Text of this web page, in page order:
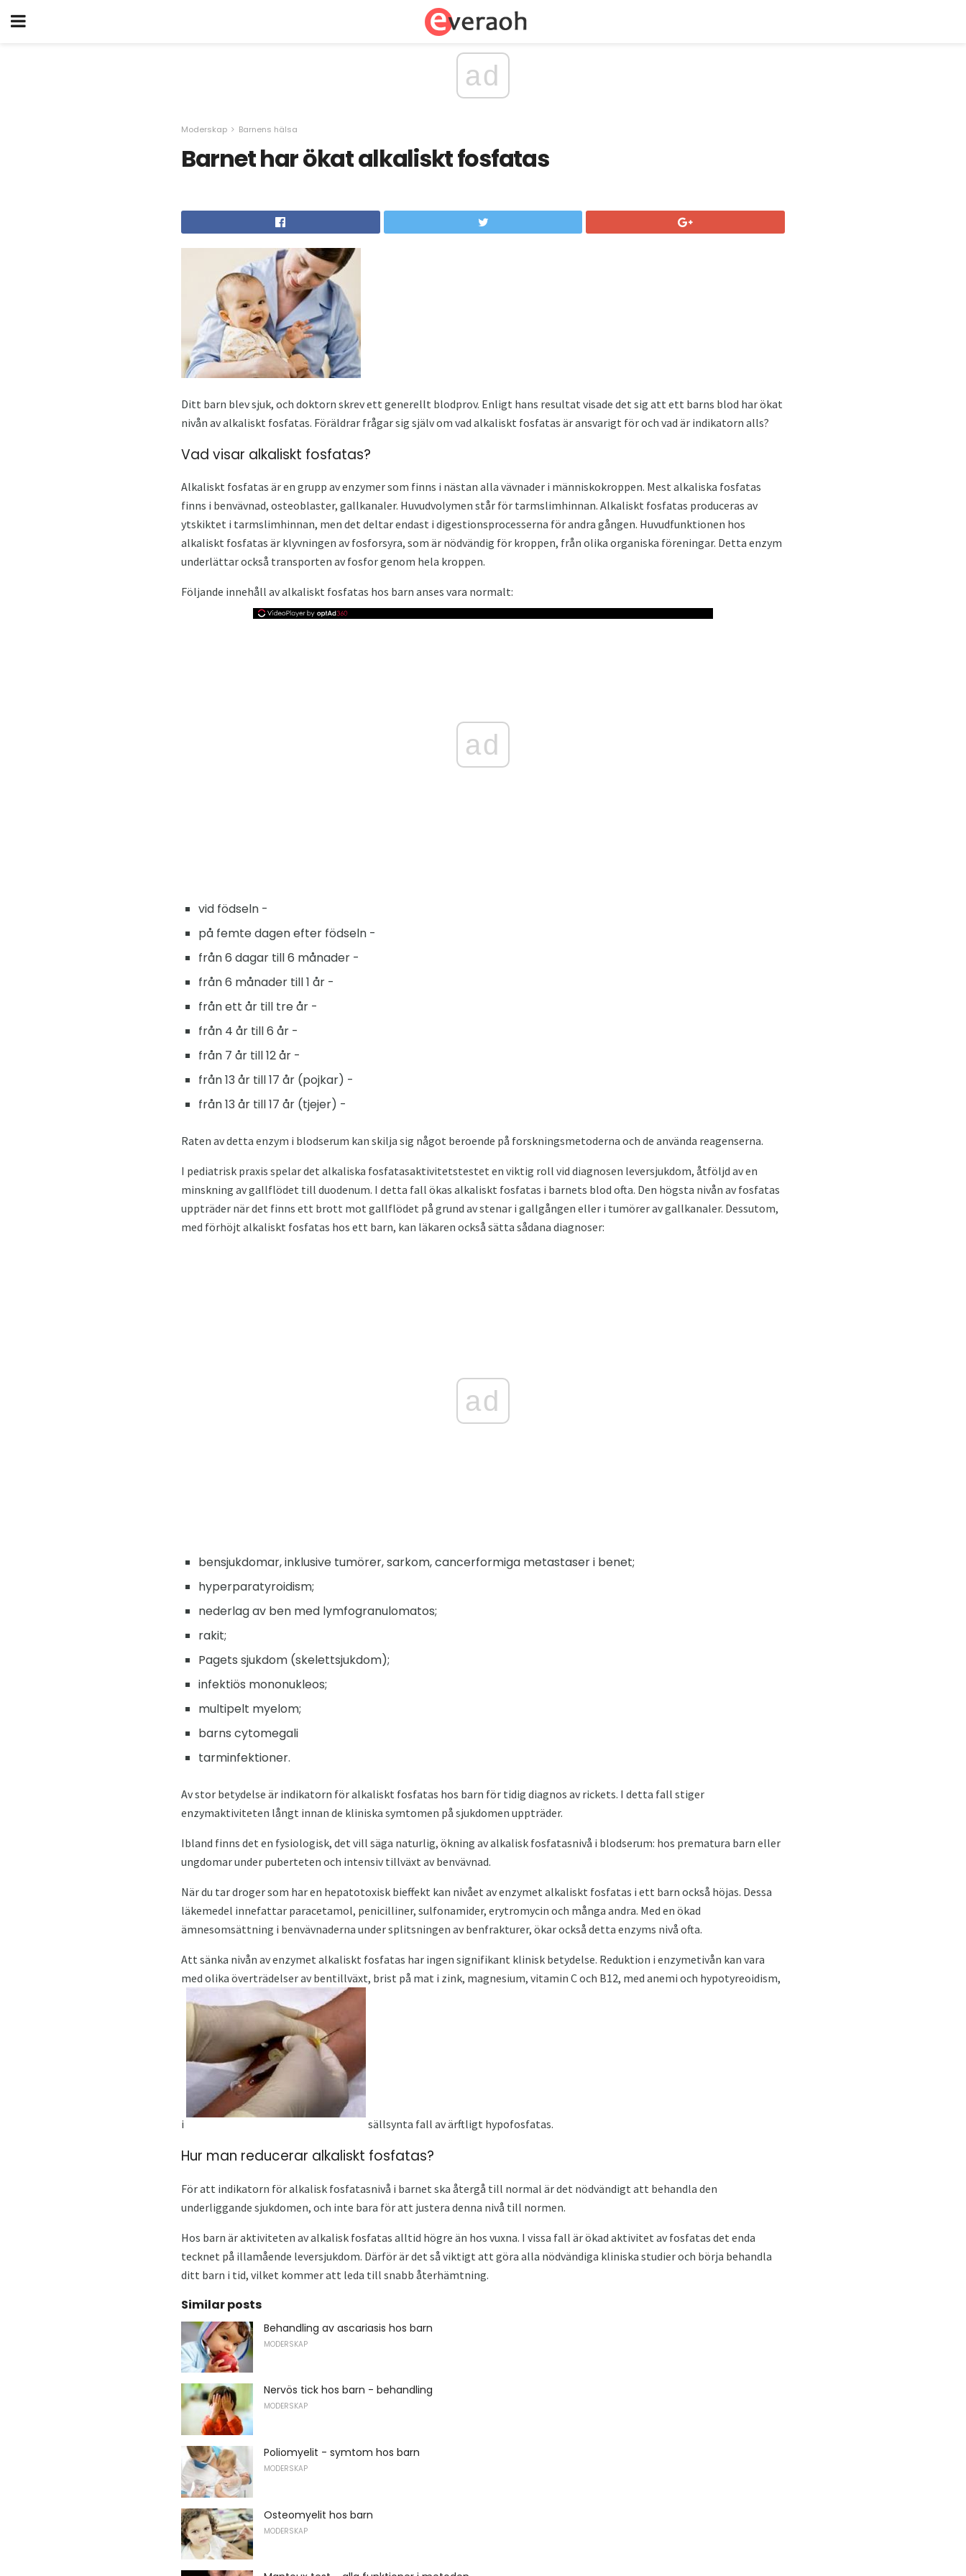
ad
Moderskap Barnens hälsa
Barnet har ökat alkaliskt fosfatas
Ditt barn blev sjuk, och doktorn skrev ett generellt blodprov. Enligt hans resultat visade det sig att ett barns blod har ökat
nivån av alkaliskt fosfatas. Föräldrar frågar sig själv om vad alkaliskt fosfatas är ansvarigt för och vad är indikatorn alls?
Vad visar alkaliskt fosfatas?
Alkaliskt fosfatas är en grupp av enzymer som finns i nästan alla vävnader i människokroppen. Mest alkaliska fosfatas
finns i benvävnad, osteoblaster, gallkanaler. Huvudvolymen står för tarmslimhinnan. Alkaliskt fosfatas produceras av
ytskiktet i tarmslimhinnan, men det deltar endast i digestionsprocesserna för andra gången. Huvudfunktionen hos
alkaliskt fosfatas är klyvningen av fosforsyra, som är nödvändig för kroppen, från olika organiska föreningar. Detta enzym
underlättar också transporten av fosfor genom hela kroppen.
Följande innehåll av alkaliskt fosfatas hos barn anses vara normalt:
ad
vid födseln -
på femte dagen efter födseln -
från 6 dagar till 6 månader -
från 6 månader till 1 år -
från ett år till tre år -
från 4 år till 6 år -
från 7 år till 12 år -
från 13 år till 17 år (pojkar) -
från 13 år till 17 år (tjejer) -
Raten av detta enzym i blodserum kan skilja sig något beroende på forskningsmetoderna och de använda reagenserna.
I pediatrisk praxis spelar det alkaliska fosfatasaktivitetstestet en viktig roll vid diagnosen leversjukdom, åtföljd av en
minskning av gallflödet till duodenum. I detta fall ökas alkaliskt fosfatas i barnets blod ofta. Den högsta nivån av fosfatas
uppträder när det finns ett brott mot gallflödet på grund av stenar i gallgången eller i tumörer av gallkanaler. Dessutom,
med förhöjt alkaliskt fosfatas hos ett barn, kan läkaren också sätta sådana diagnoser:
ad
bensjukdomar, inklusive tumörer, sarkom, cancerformiga metastaser i benet;
hyperparatyroidism;
nederlag av ben med lymfogranulomatos;
rakit;
Pagets sjukdom (skelettsjukdom);
infektiös mononukleos;
multipelt myelom;
barns cytomegali
tarminfektioner.
Av stor betydelse är indikatorn för alkaliskt fosfatas hos barn för tidig diagnos av rickets. I detta fall stiger
enzymaktiviteten långt innan de kliniska symtomen på sjukdomen uppträder.
Ibland finns det en fysiologisk, det vill säga naturlig, ökning av alkalisk fosfatasnivå i blodserum: hos prematura barn eller
ungdomar under puberteten och intensiv tillväxt av benvävnad.
När du tar droger som har en hepatotoxisk bieffekt kan nivået av enzymet alkaliskt fosfatas i ett barn också höjas. Dessa
läkemedel innefattar paracetamol, penicilliner, sulfonamider, erytromycin och många andra. Med en ökad
ämnesomsättning i benvävnaderna under splitsningen av benfrakturer, ökar också detta enzyms nivå ofta.
Att sänka nivån av enzymet alkaliskt fosfatas har ingen signifikant klinisk betydelse. Reduktion i enzymetivån kan vara
med olika överträdelser av bentillväxt, brist på mat i zink, magnesium, vitamin C och B12, med anemi och hypotyreoidism,
i sällsynta fall av ärftligt hypofosfatas.
Hur man reducerar alkaliskt fosfatas?
För att indikatorn för alkalisk fosfatasnivå i barnet ska återgå till normal är det nödvändigt att behandla den
underliggande sjukdomen, och inte bara för att justera denna nivå till normen.
Hos barn är aktiviteten av alkalisk fosfatas alltid högre än hos vuxna. I vissa fall är ökad aktivitet av fosfatas det enda
tecknet på illamående leversjukdom. Därför är det så viktigt att göra alla nödvändiga kliniska studier och börja behandla
ditt barn i tid, vilket kommer att leda till snabb återhämtning.
Similar posts
Behandling av ascariasis hos barn
MODERSKAP
Nervös tick hos barn - behandling
MODERSKAP
Poliomyelit - symtom hos barn
MODERSKAP
Osteomyelit hos barn
MODERSKAP